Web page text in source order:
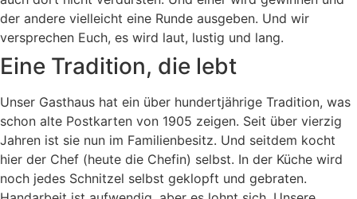
der andere vielleicht eine Runde ausgeben. Und wir
versprechen Euch, es wird laut, lustig und lang.
Eine Tradition, die lebt
Unser Gasthaus hat ein über hundertjährige Tradition, was
schon alte Postkarten von 1905 zeigen. Seit über vierzig
Jahren ist sie nun im Familienbesitz. Und seitdem kocht
hier der Chef (heute die Chefin) selbst. In der Küche wird
noch jedes Schnitzel selbst geklopft und gebraten.